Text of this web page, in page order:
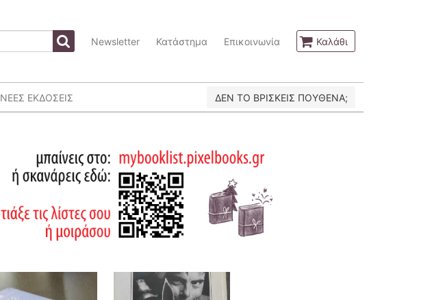
Newsletter Κατάστημα Επικοινωνία Καλάθι
ΝΕΕΣ ΕΚΔΟΣΕΙΣ ΔΕΝ ΤΟ ΒΡΙΣΚΕΙΣ ΠΟΥΘΕΝΑ;